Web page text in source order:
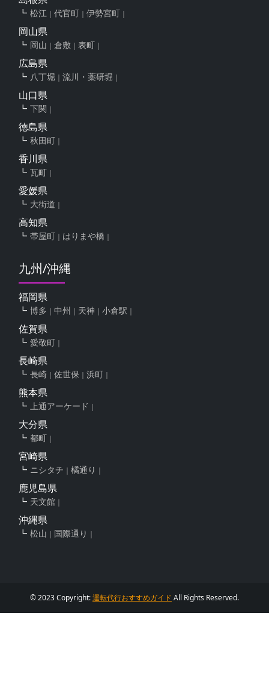
松江 代官町 伊勢宮町
岡山県
岡山 倉敷 表町
広島県
八丁堀 流川・薬研堀
山口県
下関
徳島県
秋田町
香川県
瓦町
愛媛県
大街道
高知県
帯屋町 はりまや橋
九州/沖縄
福岡県
博多 中州 天神 小倉駅
佐賀県
愛敬町
長崎県
長崎 佐世保 浜町
熊本県
上通アーケード
大分県
都町
宮崎県
ニシタチ 橘通り
鹿児島県
天文館
沖縄県
松山 国際通り
© 2023 Copyright:運転代行おすすめガイド All Rights Reserved.